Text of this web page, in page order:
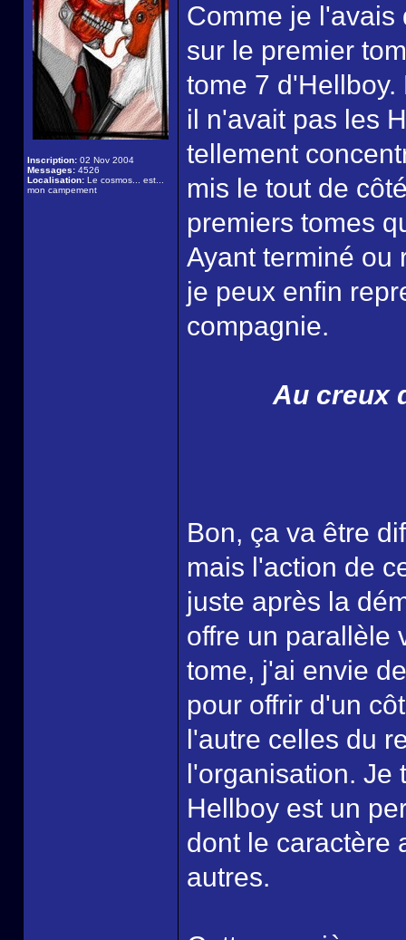
Inscription: 02 Nov 2004
Messages: 4526
Localisation: Le cosmos... est...
mon campement
Comme je l'avais
sur le premier
tome 7
il n'avait pas les
tellement
mis le tout de
premiers tomes
Ayant terminé ou
je peux enfin
compagnie.
Au creux
Bon, ça va être
mais l'action de
juste après la
offre un parallèle
tome, j'ai envie
pour offrir d'un
l'autre celles du
l'organisation. Je
Hellboy est un
dont le caractère
autres.